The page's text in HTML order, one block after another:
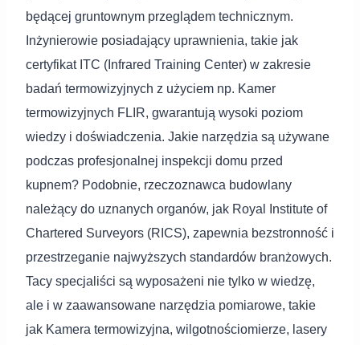
będącej gruntownym przeglądem technicznym.
Inżynierowie posiadający uprawnienia, takie jak
certyfikat ITC (Infrared Training Center) w zakresie
badań termowizyjnych z użyciem np. Kamer
termowizyjnych FLIR, gwarantują wysoki poziom
wiedzy i doświadczenia. Jakie narzędzia są używane
podczas profesjonalnej inspekcji domu przed
kupnem? Podobnie, rzeczoznawca budowlany
należący do uznanych organów, jak Royal Institute of
Chartered Surveyors (RICS), zapewnia bezstronność i
przestrzeganie najwyższych standardów branżowych.
Tacy specjaliści są wyposażeni nie tylko w wiedzę,
ale i w zaawansowane narzędzia pomiarowe, takie
jak Kamera termowizyjna, wilgotnościomierze, lasery